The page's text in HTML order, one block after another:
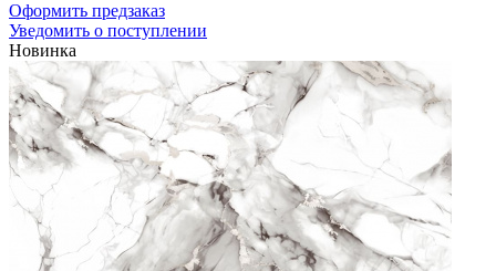
Оформить предзаказ
Уведомить о поступлении
Новинка